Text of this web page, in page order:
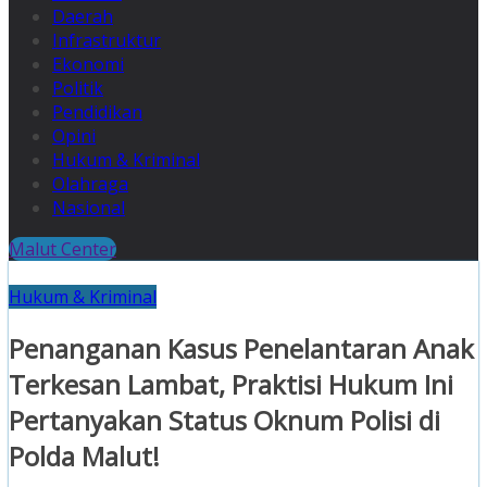
Daerah
Infrastruktur
Ekonomi
Politik
Pendidikan
Opini
Hukum & Kriminal
Olahraga
Nasional
Malut Center
Hukum & Kriminal
Penanganan Kasus Penelantaran Anak
Terkesan Lambat, Praktisi Hukum Ini
Pertanyakan Status Oknum Polisi di
Polda Malut!